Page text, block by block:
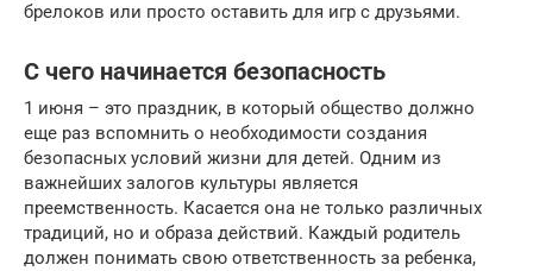
брелоков или просто оставить для игр с друзьями.
С чего начинается безопасность
1 июня – это праздник, в который общество должно
еще раз вспомнить о необходимости создания
безопасных условий жизни для детей. Одним из
важнейших залогов культуры является
преемственность. Касается она не только различных
традиций, но и образа действий. Каждый родитель
должен понимать свою ответственность за ребенка,